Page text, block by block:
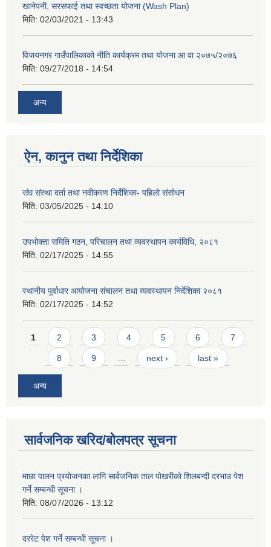
खानेपनी, सरसफाई तथा स्वच्छता योजना (Wash Plan)
मिति: 02/03/2021 - 13:43
विजयनगर गाउँपालिकाको नीति कार्यक्रम तथा योजना आ वा २०७५/२०७६
मिति: 09/27/2018 - 14:54
अन्य
ऐन, कानुन तथा निर्देशिका
संघ संस्था दर्ता तथा नवीकरण निर्देशिका- पहिलो संसोधन
मिति: 03/05/2025 - 14:10
उपभोक्ता समिति गठन, परिचालन तथा व्यवस्थापन कार्यविधि, २०८१
मिति: 02/17/2025 - 14:55
स्थानीय पूर्वाधार आयोजना संचालन तथा व्यवस्थापन निर्देशिका २०८१
मिति: 02/17/2025 - 14:52
Pages
1 2 3 4 5 6 7
8 9 next › last »
अन्य
सार्वजनिक खरिद/बोलपत्र सूचना
माछा पालन प्रयाेजनका लागि सार्वजनिक ताल पाेखरीकाे शिलबन्दी दरभाउ पेश
गर्ने सम्बन्धी सूचना ।
मिति: 08/07/2026 - 13:12
दररेट पेश गर्ने सम्बन्धी सूचना ।